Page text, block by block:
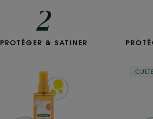
2
Huile sèche solaire
PROTÉGER & SATINER
CULTE